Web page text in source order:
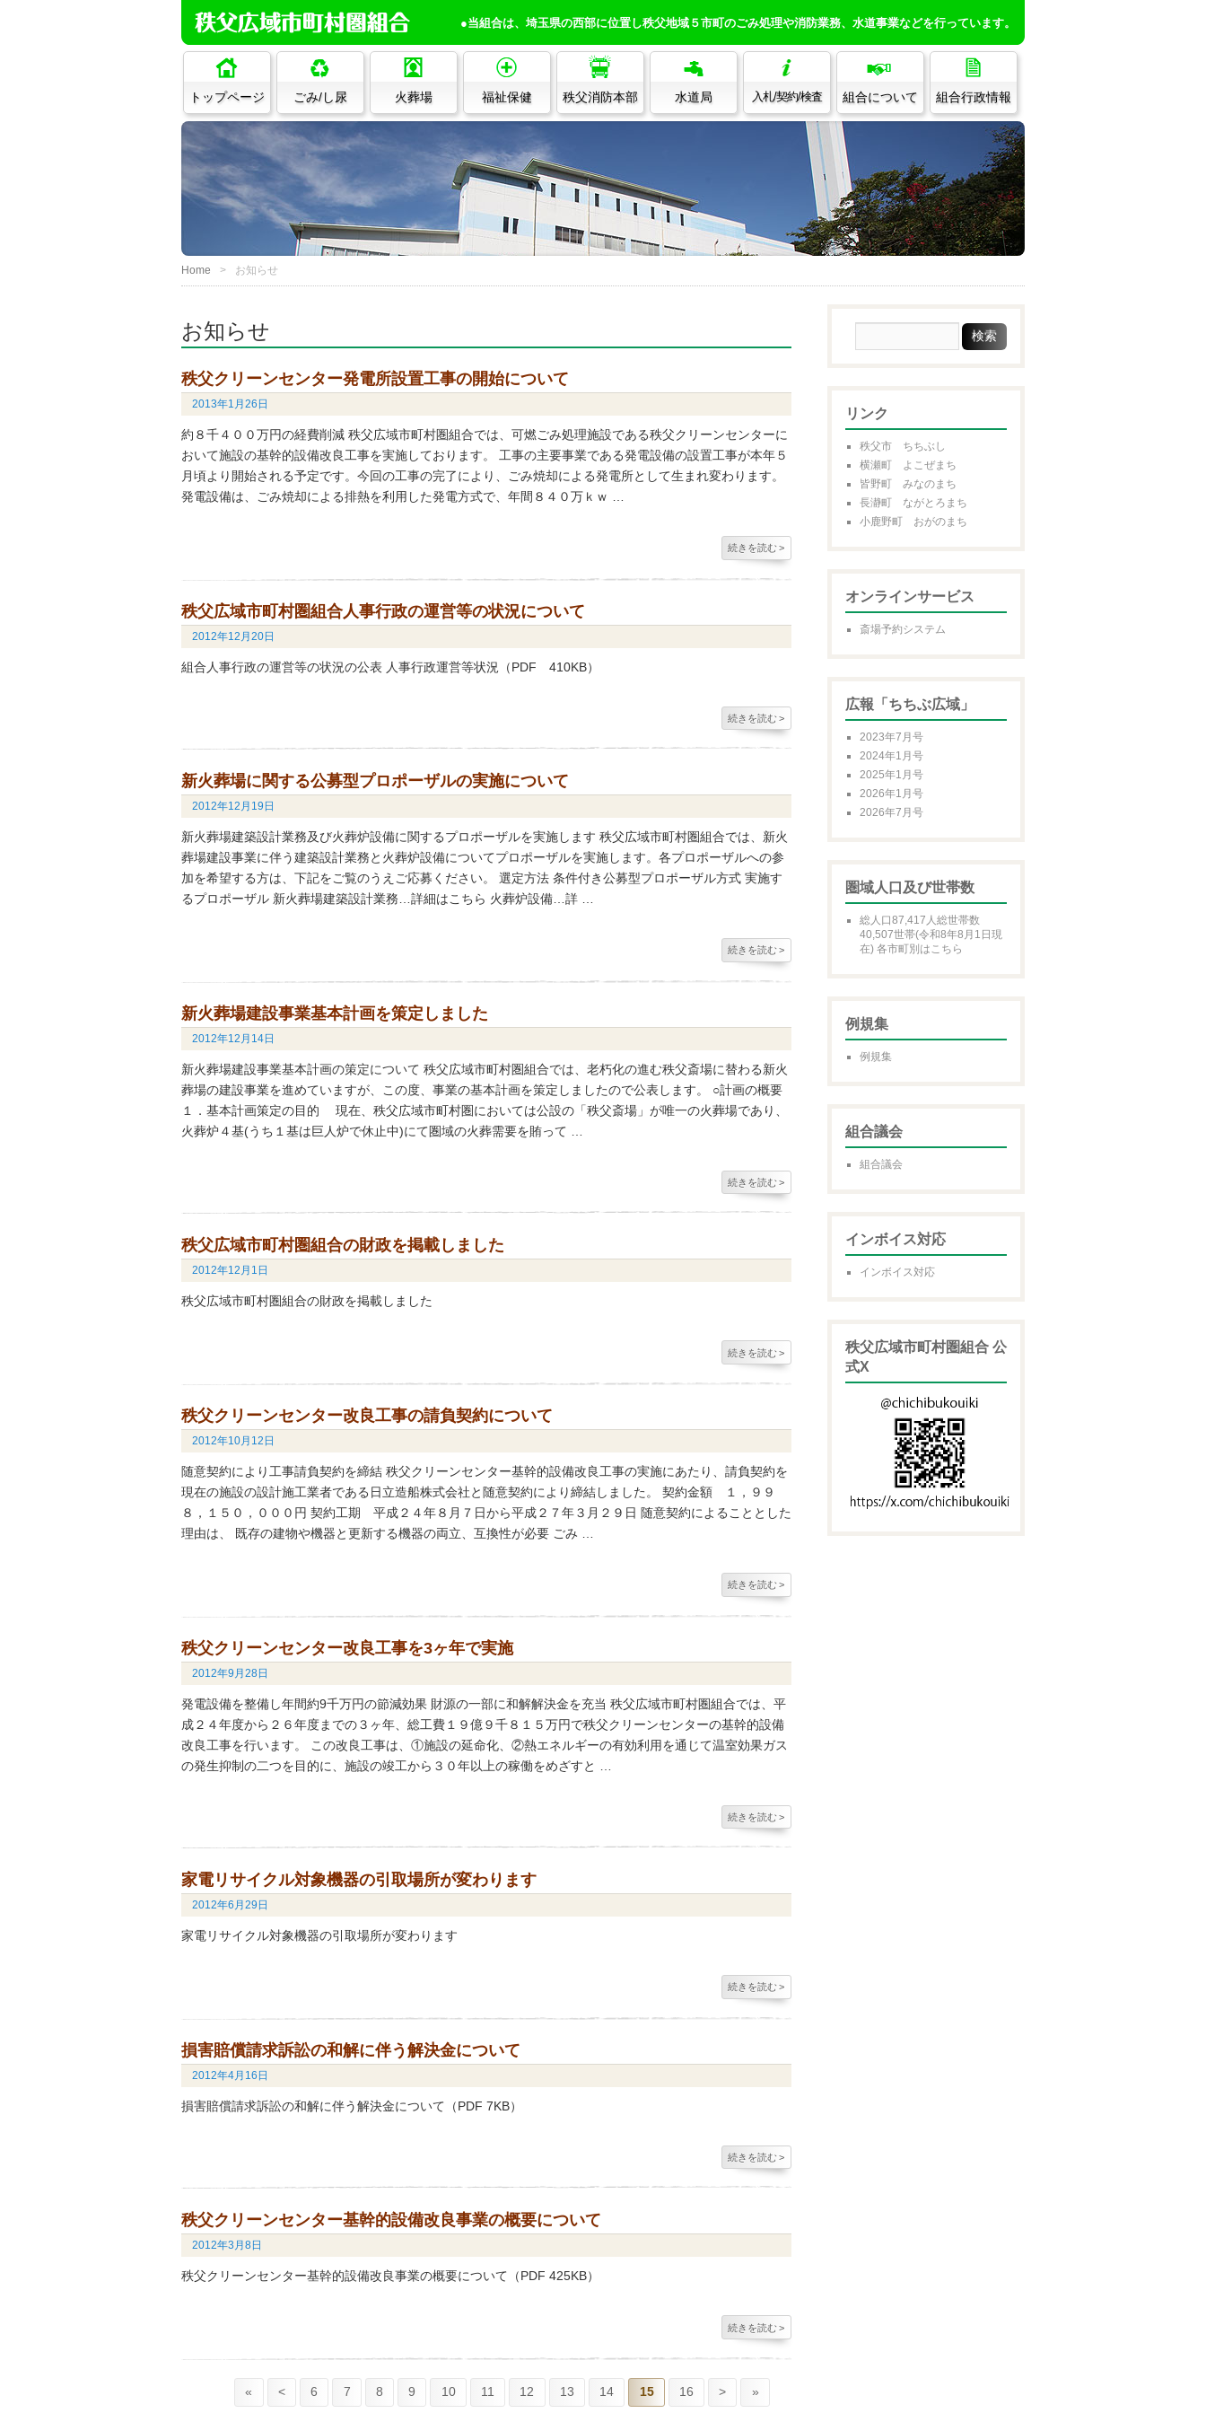
●当組合は、埼玉県の西部に位置し秩父地域５市町のごみ処理や消防業務、水道事業などを行っています。
トップページ ごみ/し尿 火葬場 福祉保健 秩父消防本部 水道局 入札/契約/検査 組合について 組合行政情報
Home お知らせ
お知らせ
秩父クリーンセンター発電所設置工事の開始について
2013年1月26日
約８千４００万円の経費削減 秩父広域市町村圏組合では、可燃ごみ処理施設である秩父クリーンセンターに
おいて施設の基幹的設備改良工事を実施しております。 工事の主要事業である発電設備の設置工事が本年５
月頃より開始される予定です。今回の工事の完了により、ごみ焼却による発電所として生まれ変わります。
発電設備は、ごみ焼却による排熱を利用した発電方式で、年間８４０万ｋｗ …
続きを読む >
秩父広域市町村圏組合人事行政の運営等の状況について
2012年12月20日
組合人事行政の運営等の状況の公表 人事行政運営等状況（PDF 410KB）
続きを読む >
新火葬場に関する公募型プロポーザルの実施について
2012年12月19日
新火葬場建築設計業務及び火葬炉設備に関するプロポーザルを実施します 秩父広域市町村圏組合では、新火
葬場建設事業に伴う建築設計業務と火葬炉設備についてプロポーザルを実施します。各プロポーザルへの参
加を希望する方は、下記をご覧のうえご応募ください。 選定方法 条件付き公募型プロポーザル方式 実施す
るプロポーザル 新火葬場建築設計業務…詳細はこちら 火葬炉設備…詳 …
続きを読む >
新火葬場建設事業基本計画を策定しました
2012年12月14日
新火葬場建設事業基本計画の策定について 秩父広域市町村圏組合では、老朽化の進む秩父斎場に替わる新火
葬場の建設事業を進めていますが、この度、事業の基本計画を策定しましたので公表します。 ○計画の概要
１．基本計画策定の目的 現在、秩父広域市町村圏においては公設の「秩父斎場」が唯一の火葬場であり、
火葬炉４基(うち１基は巨人炉で休止中)にて圏域の火葬需要を賄って …
続きを読む >
秩父広域市町村圏組合の財政を掲載しました
2012年12月1日
秩父広域市町村圏組合の財政を掲載しました
続きを読む >
秩父クリーンセンター改良工事の請負契約について
2012年10月12日
随意契約により工事請負契約を締結 秩父クリーンセンター基幹的設備改良工事の実施にあたり、請負契約を
現在の施設の設計施工業者である日立造船株式会社と随意契約により締結しました。 契約金額 １，９９
８，１５０，０００円 契約工期 平成２４年８月７日から平成２７年３月２９日 随意契約によることとした
理由は、 既存の建物や機器と更新する機器の両立、互換性が必要 ごみ …
続きを読む >
秩父クリーンセンター改良工事を3ヶ年で実施
2012年9月28日
発電設備を整備し年間約9千万円の節減効果 財源の一部に和解解決金を充当 秩父広域市町村圏組合では、平
成２４年度から２６年度までの３ヶ年、総工費１９億９千８１５万円で秩父クリーンセンターの基幹的設備
改良工事を行います。 この改良工事は、①施設の延命化、②熱エネルギーの有効利用を通じて温室効果ガス
の発生抑制の二つを目的に、施設の竣工から３０年以上の稼働をめざすと …
続きを読む >
家電リサイクル対象機器の引取場所が変わります
2012年6月29日
家電リサイクル対象機器の引取場所が変わります
続きを読む >
損害賠償請求訴訟の和解に伴う解決金について
2012年4月16日
損害賠償請求訴訟の和解に伴う解決金について（PDF 7KB）
続きを読む >
秩父クリーンセンター基幹的設備改良事業の概要について
2012年3月8日
秩父クリーンセンター基幹的設備改良事業の概要について（PDF 425KB）
続きを読む >
« < 6 7 8 9 10 11 12 13 14 15 16 > »
リンク
秩父市 ちちぶし
横瀬町 よこぜまち
皆野町 みなのまち
長瀞町 ながとろまち
小鹿野町 おがのまち
オンラインサービス
斎場予約システム
広報「ちちぶ広域」
2023年7月号
2024年1月号
2025年1月号
2026年1月号
2026年7月号
圏域人口及び世帯数
総人口87,417人総世帯数
40,507世帯(令和8年8月1日現
在) 各市町別はこちら
例規集
例規集
組合議会
組合議会
インボイス対応
インボイス対応
秩父広域市町村圏組合 公
式X